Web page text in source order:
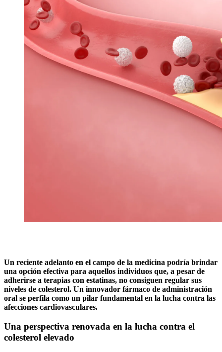
Un reciente adelanto en el campo de la medicina podría brindar
una opción efectiva para aquellos individuos que, a pesar de
adherirse a terapias con estatinas, no consiguen regular sus
niveles de colesterol. Un innovador fármaco de administración
oral se perfila como un pilar fundamental en la lucha contra las
afecciones cardiovasculares.
Una perspectiva renovada en la lucha contra el
colesterol elevado